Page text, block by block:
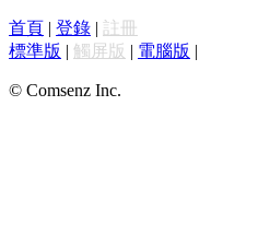
首頁 | 登錄 | 註冊
標準版 | 觸屏版 | 電腦版 |
© Comsenz Inc.